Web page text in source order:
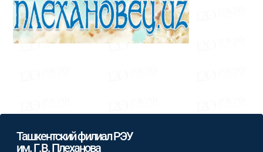
Ташкентский филиал РЭУ
им. Г.В. Плеханова